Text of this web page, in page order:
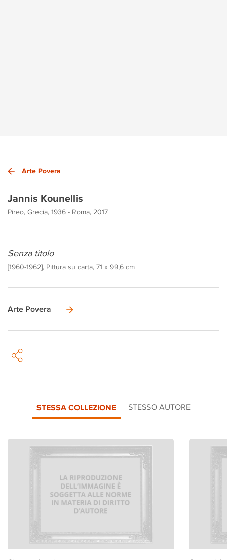
Arte Povera
Jannis Kounellis
Pireo, Grecia, 1936 - Roma, 2017
Senza titolo
[1960-1962], Pittura su carta, 71 x 99,6 cm
Arte Povera
STESSA COLLEZIONE STESSO AUTORE